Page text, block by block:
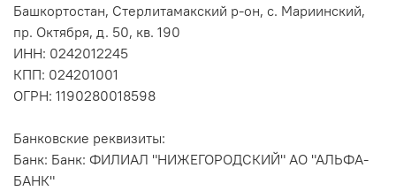
Башкортостан, Стерлитамакский р-он, с. Мариинский,
пр. Октября, д. 50, кв. 190
ИНН: 0242012245
КПП: 024201001
ОГРН: 1190280018598
Банковские реквизиты:
Банк: Банк: ФИЛИАЛ "НИЖЕГОРОДСКИЙ" АО "АЛЬФА-
БАНК"